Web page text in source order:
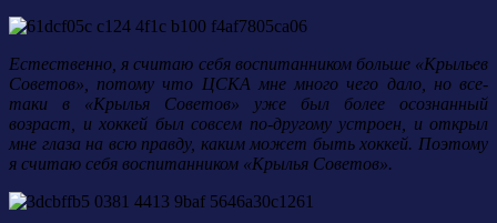
Естественно, я считаю себя воспитанником больше «Крыльев
Советов», потому что ЦСКА мне много чего дало, но все-
таки в «Крылья Советов» уже был более осознанный
возраст, и хоккей был совсем по-другому устроен, и открыл
мне глаза на всю правду, каким может быть хоккей. Поэтому
я считаю себя воспитанником «Крылья Советов».